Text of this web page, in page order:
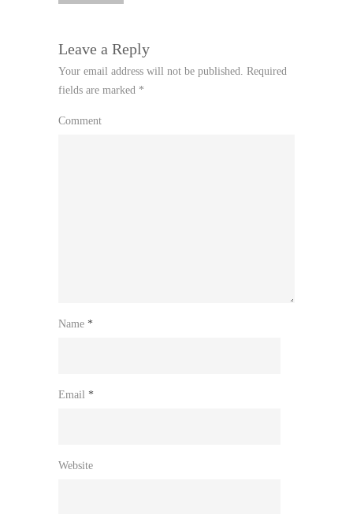
Leave a Reply
Your email address will not be published. Required
fields are marked *
Comment
Name *
Email *
Website